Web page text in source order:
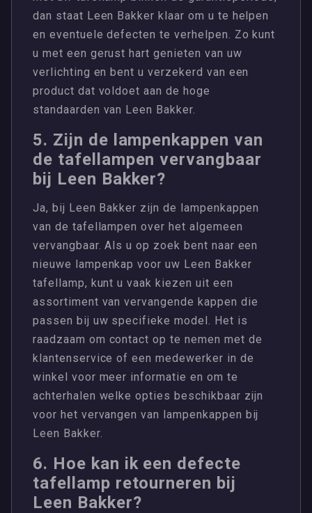
dan staat Leen Bakker klaar om u te helpen
en eventuele defecten te verhelpen. Zo kunt
u met een gerust hart genieten van uw
verlichting en bent u verzekerd van een
product dat voldoet aan de hoge
standaarden van Leen Bakker.
5. Zijn de lampenkappen van
de tafellampen vervangbaar
bij Leen Bakker?
Ja, bij Leen Bakker zijn de lampenkappen
van de tafellampen over het algemeen
vervangbaar. Als u op zoek bent naar een
nieuwe lampenkap voor uw Leen Bakker
tafellamp, kunt u vaak kiezen uit een
assortiment van vervangende kappen die
passen bij uw specifieke model. Het is
raadzaam om contact op te nemen met de
klantenservice of een medewerker in de
winkel voor meer informatie en om te
achterhalen welke opties beschikbaar zijn
voor het vervangen van lampenkappen bij
Leen Bakker.
6. Hoe kan ik een defecte
tafellamp retourneren bij
Leen Bakker?